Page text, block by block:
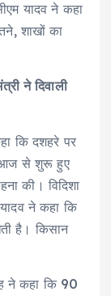
यादव ने कहा
शाखों का
ने दिवाली
कि दशहरे पर
आज से शुरू हुए
की। विदिशा
ने कहा कि
है। किसान
ने कहा कि 90